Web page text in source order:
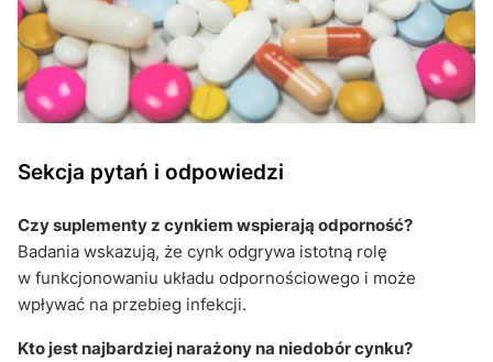
Sekcja pytań i odpowiedzi
Czy suplementy z cynkiem wspierają odporność?
Badania wskazują, że cynk odgrywa istotną rolę
w funkcjonowaniu układu odpornościowego i może
wpływać na przebieg infekcji.
Kto jest najbardziej narażony na niedobór cynku?